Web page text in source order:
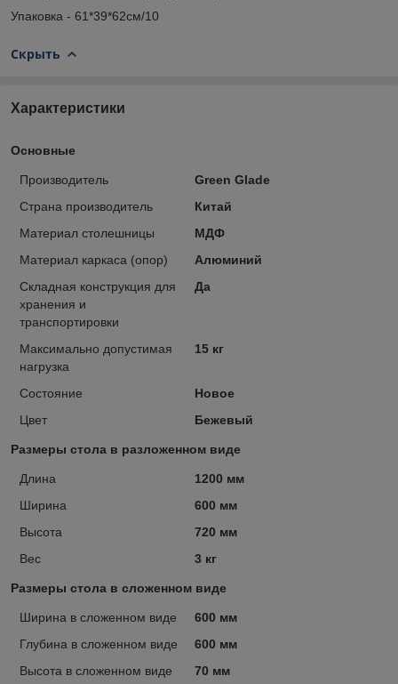
Упаковка - 61*39*62см/10
Скрыть
Характеристики
Основные
Производитель
Green Glade
Страна производитель
Китай
Материал столешницы
МДФ
Материал каркаса (опор)
Алюминий
Складная конструкция для
хранения и
транспортировки
Да
Максимально допустимая
нагрузка
15 кг
Состояние
Новое
Цвет
Бежевый
Размеры стола в разложенном виде
Длина
1200 мм
Ширина
600 мм
Высота
720 мм
Вес
3 кг
Размеры стола в сложенном виде
Ширина в сложенном виде
600 мм
Глубина в сложенном виде
600 мм
Высота в сложенном виде
70 мм